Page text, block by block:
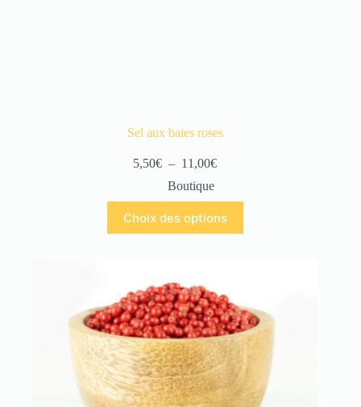
Sel aux baies roses
5,50€ – 11,00€
Boutique
Choix des options